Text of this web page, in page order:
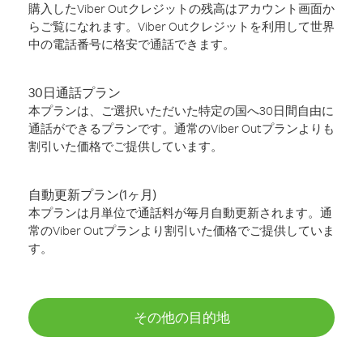
購入したViber Outクレジットの残高はアカウント画面か
らご覧になれます。Viber Outクレジットを利用して世界
中の電話番号に格安で通話できます。
30日通話プラン
本プランは、ご選択いただいた特定の国へ30日間自由に
通話ができるプランです。通常のViber Outプランよりも
割引いた価格でご提供しています。
自動更新プラン(1ヶ月)
本プランは月単位で通話料が毎月自動更新されます。通
常のViber Outプランより割引いた価格でご提供していま
す。
その他の目的地